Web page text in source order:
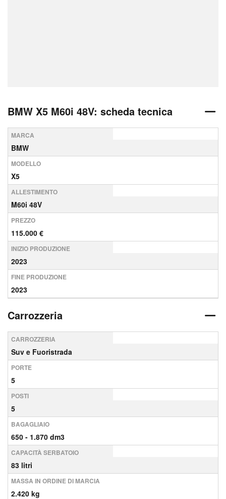
BMW X5 M60i 48V: scheda tecnica
MARCA
BMW
MODELLO
X5
ALLESTIMENTO
M60i 48V
PREZZO
115.000 €
INIZIO PRODUZIONE
2023
FINE PRODUZIONE
2023
Carrozzeria
CARROZZERIA
Suv e Fuoristrada
PORTE
5
POSTI
5
BAGAGLIAIO
650 - 1.870 dm3
CAPACITÀ SERBATOIO
83 litri
MASSA IN ORDINE DI MARCIA
2.420 kg